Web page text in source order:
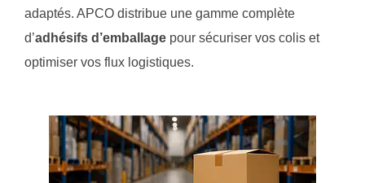
adaptés. APCO distribue une gamme complète
d’adhésifs d’emballage pour sécuriser vos colis et
optimiser vos flux logistiques.